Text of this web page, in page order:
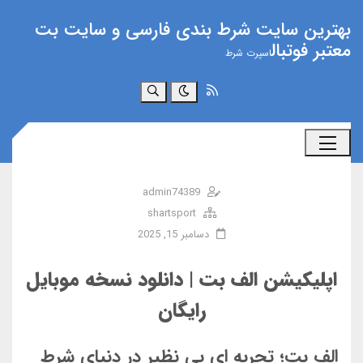
بهترین سایت شرط بندی فارسی و سایت بت
معتبر فوتبالاسپرت شرط
جستجو
admin74389
shartsport
دسامبر 15, 2025
اپلیکیشن الف بت | دانلود نسخه موبایل
رایگان
الف بت؛ تجربه ای بی نظیر در دنیای شرط